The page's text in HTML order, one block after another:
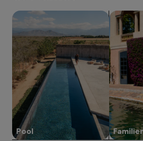
1 Übernachtung
von
2 Erwachsenen
gefunden
wurde.
Preise
und
Verfügbarkeiten
können
sich
ändern.
Es
können
zusätzliche
Bedingungen
Pool
Suche nach Unterkünften mit Pool
Suche